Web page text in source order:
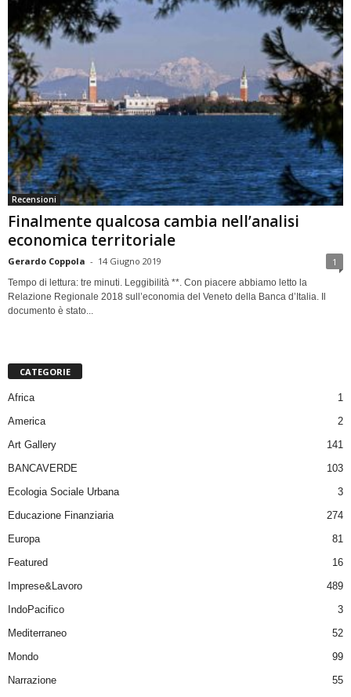
Recensioni
Finalmente qualcosa cambia nell’analisi
economica territoriale
Gerardo Coppola - 14 Giugno 2019 1
Tempo di lettura: tre minuti. Leggibilità **. Con piacere abbiamo letto la
Relazione Regionale 2018 sull’economia del Veneto della Banca d’Italia. Il
documento è stato...
CATEGORIE
Africa
1
America
2
Art Gallery
141
BANCAVERDE
103
Ecologia Sociale Urbana
3
Educazione Finanziaria
274
Europa
81
Featured
16
Imprese&Lavoro
489
IndoPacifico
3
Mediterraneo
52
Mondo
99
Narrazione
55